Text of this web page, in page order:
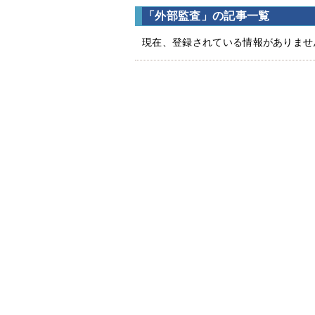
「外部監査」の記事一覧
現在、登録されている情報がありま